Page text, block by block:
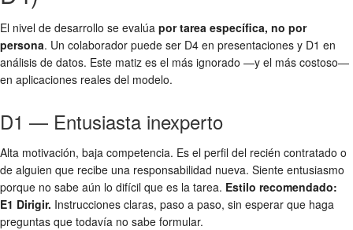
El nivel de desarrollo se evalúa por tarea específica, no por
persona. Un colaborador puede ser D4 en presentaciones y D1 en
análisis de datos. Este matiz es el más ignorado —y el más costoso—
en aplicaciones reales del modelo.
D1 — Entusiasta inexperto
Alta motivación, baja competencia. Es el perfil del recién contratado o
de alguien que recibe una responsabilidad nueva. Siente entusiasmo
porque no sabe aún lo difícil que es la tarea. Estilo recomendado:
E1 Dirigir. Instrucciones claras, paso a paso, sin esperar que haga
preguntas que todavía no sabe formular.